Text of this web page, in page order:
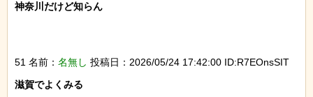
神奈川だけど知らん
51 名前： 名無し 投稿日：2026/05/24 17:42:00 ID:R7EOnsSIT
滋賀でよくみる